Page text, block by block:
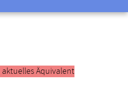
Äquivalent